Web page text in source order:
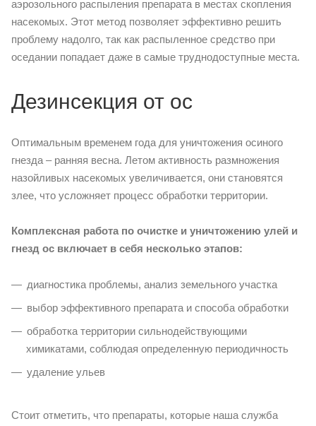
аэрозольного распыления препарата в местах скопления
насекомых. Этот метод позволяет эффективно решить
проблему надолго, так как распыленное средство при
оседании попадает даже в самые труднодоступные места.
Дезинсекция от ос
Оптимальным временем года для уничтожения осиного
гнезда – ранняя весна. Летом активность размножения
назойливых насекомых увеличивается, они становятся
злее, что усложняет процесс обработки территории.
Комплексная работа по очистке и уничтожению улей и
гнезд ос включает в себя несколько этапов:
диагностика проблемы, анализ земельного участка
выбор эффективного препарата и способа обработки
обработка территории сильнодействующими
химикатами, соблюдая определенную периодичность
удаление ульев
Стоит отметить, что препараты, которые наша служба